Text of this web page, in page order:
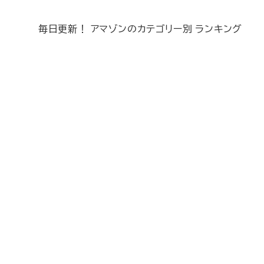
毎日更新！ アマゾンのカテゴリー別 ランキング